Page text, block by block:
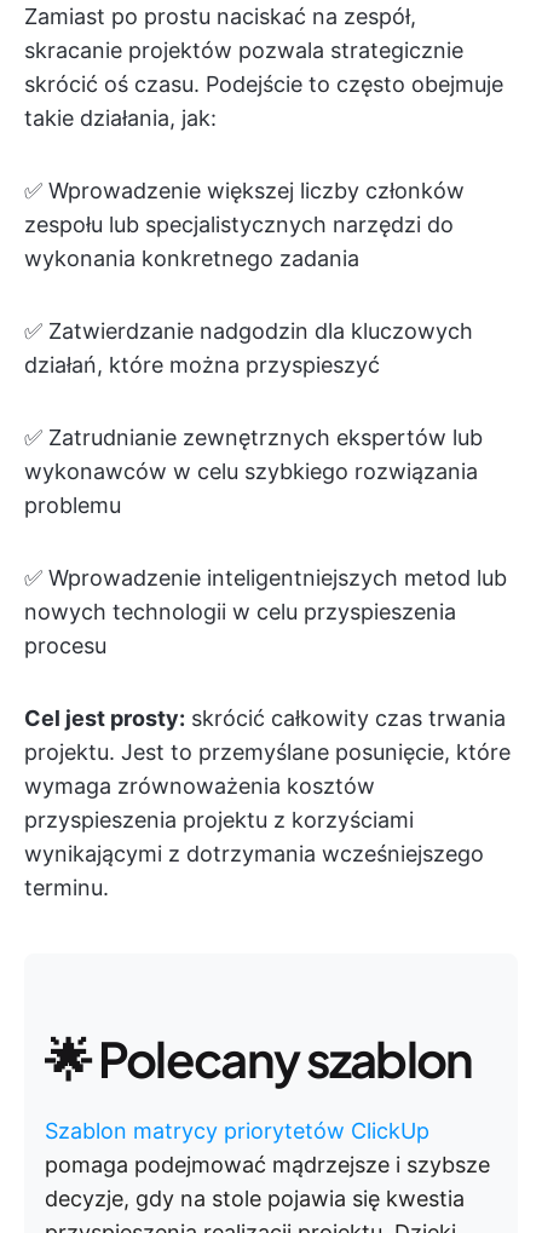
Zamiast po prostu naciskać na zespół,
skracanie projektów pozwala strategicznie
skrócić oś czasu. Podejście to często obejmuje
takie działania, jak:
✅ Wprowadzenie większej liczby członków
zespołu lub specjalistycznych narzędzi do
wykonania konkretnego zadania
✅ Zatwierdzanie nadgodzin dla kluczowych
działań, które można przyspieszyć
✅ Zatrudnianie zewnętrznych ekspertów lub
wykonawców w celu szybkiego rozwiązania
problemu
✅ Wprowadzenie inteligentniejszych metod lub
nowych technologii w celu przyspieszenia
procesu
Cel jest prosty: skrócić całkowity czas trwania
projektu. Jest to przemyślane posunięcie, które
wymaga zrównoważenia kosztów
przyspieszenia projektu z korzyściami
wynikającymi z dotrzymania wcześniejszego
terminu.
🌟 Polecany szablon
Szablon matrycy priorytetów ClickUp
pomaga podejmować mądrzejsze i szybsze
decyzje, gdy na stole pojawia się kwestia